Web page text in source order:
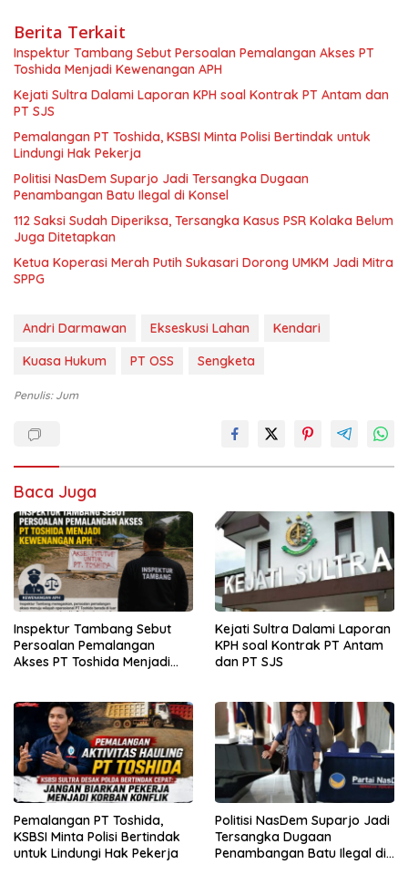
Berita Terkait
Inspektur Tambang Sebut Persoalan Pemalangan Akses PT
Toshida Menjadi Kewenangan APH
Kejati Sultra Dalami Laporan KPH soal Kontrak PT Antam dan
PT SJS
Pemalangan PT Toshida, KSBSI Minta Polisi Bertindak untuk
Lindungi Hak Pekerja
Politisi NasDem Suparjo Jadi Tersangka Dugaan
Penambangan Batu Ilegal di Konsel
112 Saksi Sudah Diperiksa, Tersangka Kasus PSR Kolaka Belum
Juga Ditetapkan
Ketua Koperasi Merah Putih Sukasari Dorong UMKM Jadi Mitra
SPPG
Andri Darmawan Ekseskusi Lahan
Kendari
Kuasa Hukum
PT OSS Sengketa
Penulis: Jum
Baca Juga
Inspektur Tambang Sebut
Persoalan Pemalangan
Akses PT Toshida Menjadi
Kejati Sultra Dalami Laporan
KPH soal Kontrak PT Antam
dan PT SJS
Pemalangan PT Toshida,
KSBSI Minta Polisi Bertindak
untuk Lindungi Hak Pekerja
Politisi NasDem Suparjo Jadi
Tersangka Dugaan
Penambangan Batu Ilegal di